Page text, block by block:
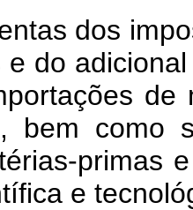
dos
e do
de
bem como
primas
e